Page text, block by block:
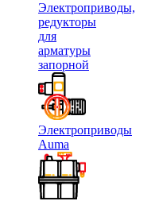
Электроприводы,
редукторы
для
арматуры
запорной
Электроприводы
Auma